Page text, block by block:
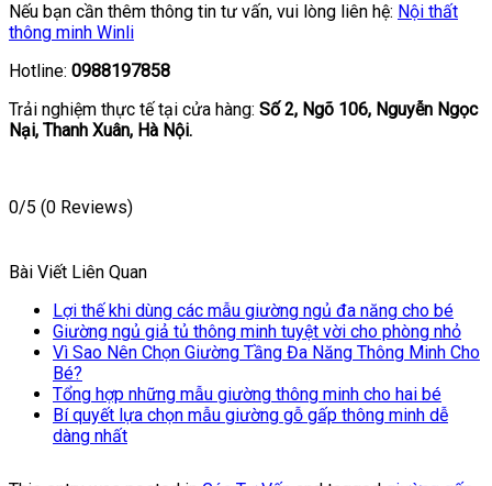
Nếu bạn cần thêm thông tin tư vấn, vui lòng liên hệ: Nội thất
thông minh Winli
Hotline: 0988197858
Trải nghiệm thực tế tại cửa hàng: Số 2, Ngõ 106, Nguyễn Ngọc
Nại, Thanh Xuân, Hà Nội.
0/5 (0 Reviews)
Bài Viết Liên Quan
Lợi thế khi dùng các mẫu giường ngủ đa năng cho bé
Giường ngủ giả tủ thông minh tuyệt vời cho phòng nhỏ
Vì Sao Nên Chọn Giường Tầng Đa Năng Thông Minh Cho
Bé?
Tổng hợp những mẫu giường thông minh cho hai bé
Bí quyết lựa chọn mẫu giường gỗ gấp thông minh dễ
dàng nhất